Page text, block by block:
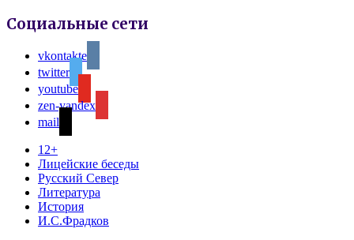
Социальные сети
vkontakte
twitter
youtube
zen-yandex
mail
12+
Лицейские беседы
Русский Север
Литература
История
И.С.Фрадков